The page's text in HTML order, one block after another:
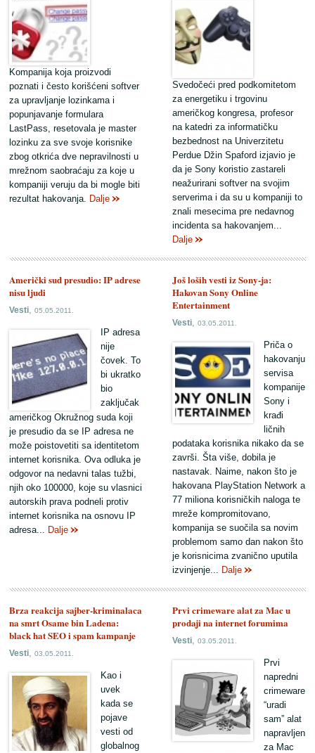
Svedočeći pred podkomitetom
za energetiku i trgovinu
američkog kongresa, profesor
na katedri za informatičku
bezbednost na Univerzitetu
Perdue Džin Spaford izjavio je
da je Sony koristio zastareli
neažurirani softver na svojim
serverima i da su u kompaniji to
znali mesecima pre nedavnog
incidenta sa hakovanjem...
Dalje
Kompanija koja proizvodi
poznati i često korišćeni softver
za upravljanje lozinkama i
popunjavanje formulara
LastPass, resetovala je master
lozinku za sve svoje korisnike
zbog otkrića dve nepravilnosti u
mrežnom saobraćaju za koje u
kompaniji veruju da bi mogle biti
rezultat hakovanja. Dalje
Još loših vesti iz Sony-ja:
Hakovan Sony Online
Entertainment
Vesti,03.05.2011.
Priča o
hakovanju
servisa
kompanije
Sony i
krađi
ličnih
podataka korisnika nikako da se
završi. Šta više, dobila je
nastavak. Naime, nakon što je
hakovana PlayStation Network a
77 miliona korisničkih naloga te
mreže kompromitovano,
kompanija se suočila sa novim
problemom samo dan nakon što
je korisnicima zvanično uputila
izvinjenje... Dalje
Američki sud presudio: IP adrese
nisu ljudi
Vesti,05.05.2011.
IP adresa
nije
čovek. To
bi ukratko
bio
zaključak
američkog Okružnog suda koji
je presudio da se IP adresa ne
može poistovetiti sa identitetom
internet korisnika. Ova odluka je
odgovor na nedavni talas tužbi,
njih oko 100000, koje su vlasnici
autorskih prava podneli protiv
internet korisnika na osnovu IP
adresa... Dalje
Prvi crimeware alat za Mac u
prodaji na internet forumima
Vesti,03.05.2011.
Prvi
napredni
crimeware
“uradi
sam” alat
napravljen
za Mac
Brza reakcija sajber-kriminalaca
na smrt Osame bin Ladena:
black hat SEO i spam kampanje
Vesti,03.05.2011.
Kao i
uvek
kada se
pojave
vesti od
globalnog